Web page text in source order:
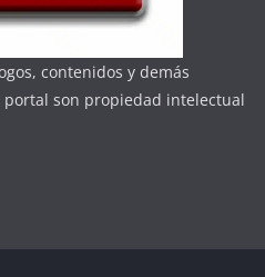
contenidos y demás
son propiedad intelectual